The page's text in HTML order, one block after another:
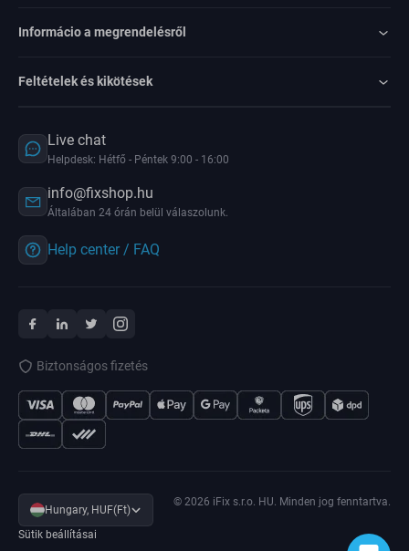
Informácio a megrendelésről
Feltételek és kikötések
Live chat
Helpdesk: Hétfő - Péntek 9:00 - 16:00
info@fixshop.hu
Általában 24 órán belül válaszolunk.
Help center / FAQ
Biztonságos fizetés
Hungary, HUF(Ft)
Sütik beállításai
© 2026 iFix s.r.o. HU. Minden jog fenntartva.